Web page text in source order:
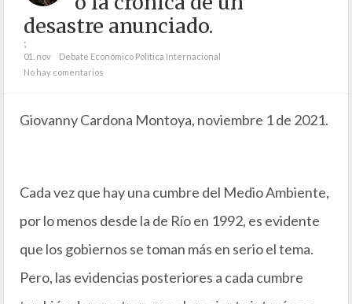
desastre anunciado.
;
01. nov Debate Económico Política Internacional
No hay comentarios
Giovanny Cardona Montoya, noviembre 1 de 2021.
Cada vez que hay una cumbre del Medio Ambiente,
por lo menos desde la de Río en 1992, es evidente
que los gobiernos se toman más en serio el tema.
Pero, las evidencias posteriores a cada cumbre